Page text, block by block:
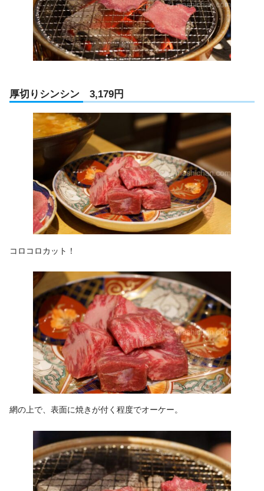
厚切りシンシン 3,179円
コロコロカット！
網の上で、表面に焼きが付く程度でオーケー。